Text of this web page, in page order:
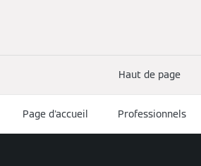
Haut de page
Page d'accueil Professionnels